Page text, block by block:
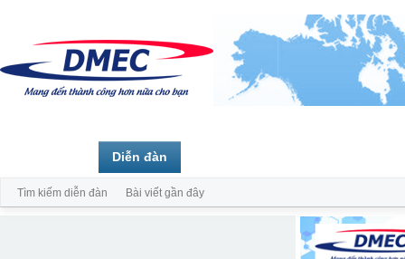
Diễn đàn
Tìm kiếm diễn đàn Bài viết gần đây